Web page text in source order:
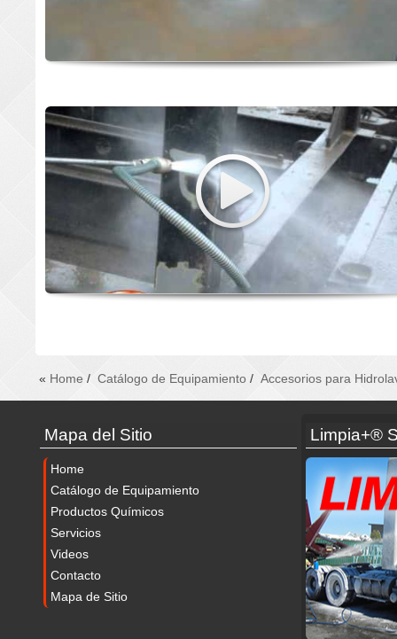
« Home / Catálogo de Equipamiento / Accesorios para
Mapa del Sitio
Home
Catálogo de Equipamiento
Productos Químicos
Servicios
Videos
Contacto
Mapa de Sitio
Limpia+®